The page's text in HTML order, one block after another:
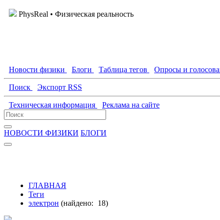
PhysReal • Физическая реальность
Новости физики Блоги Таблица тегов Опросы и
Поиск Экспорт RSS
Техническая информация Реклама на сайте
НОВОСТИ ФИЗИКИ БЛОГИ
ГЛАВНАЯ
Теги
электрон (найдено: 18)